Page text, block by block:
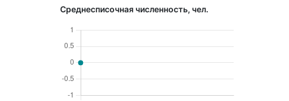
Среднесписочная численность, чел.